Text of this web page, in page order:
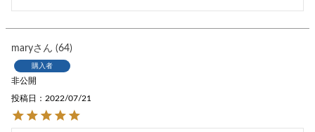
mary 64
購入者
非公開
投稿日 2022/07/21